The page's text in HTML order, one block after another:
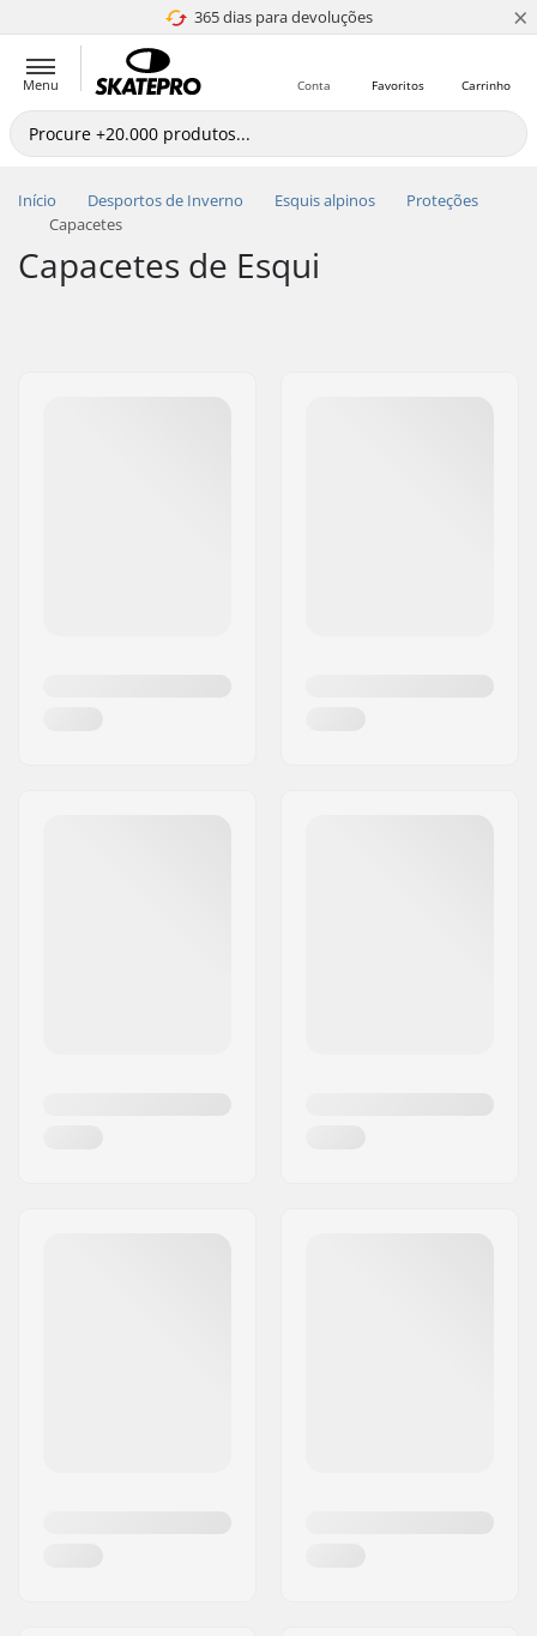
365 dias para devoluções
4.8 de 5 ×
Menu Carrinho
Favoritos
Conta
Início Desportos de Inverno Esquis alpinos
Proteções
Capacetes
Capacetes de Esqui